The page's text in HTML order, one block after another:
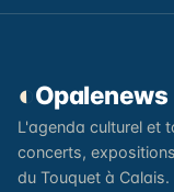
◐ Opalenews
L'agenda culturel et
concerts,
du Touquet à